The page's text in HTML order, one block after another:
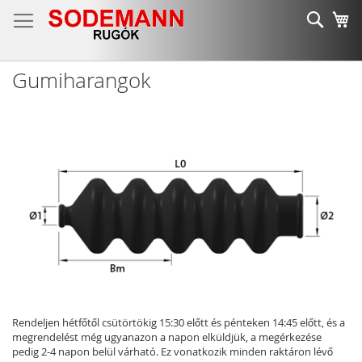
a
Gumiharangok
Rendeljen hétfőtől csütörtökig 15:30 előtt és pénteken 14:45 előtt, és a
megrendelést még ugyanazon a napon elküldjük, a megérkezése
pedig 2-4 napon belül várható. Ez vonatkozik minden raktáron lévő